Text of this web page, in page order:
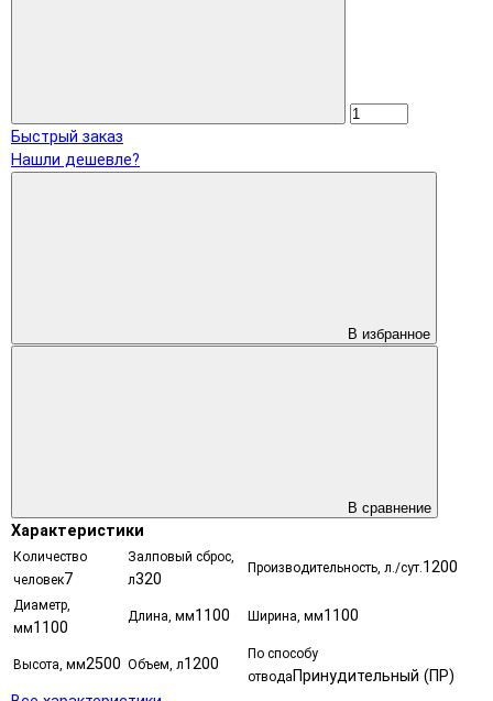
Быстрый заказ
Нашли дешевле?
В избранное
В сравнение
Характеристики
Количество
человек7
Залповый сброс,
л320
Производительность, л./сут.1200
Диаметр,
мм1100
Длина, мм1100 Ширина, мм1100
Высота, мм2500 Объем, л1200
По способу
отвода Принудительный (ПР)